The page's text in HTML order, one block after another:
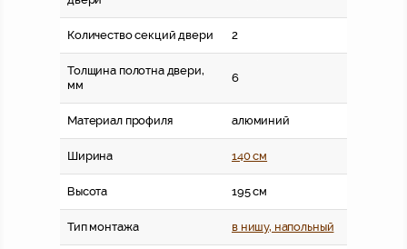
Количество секций двери 2
Толщина полотна двери,
мм
6
Материал профиля алюминий
Ширина 140 см
Высота 195 см
Тип монтажа в нишу, напольный